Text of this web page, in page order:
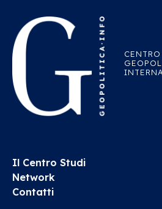
Il Centro Studi
Network
Contatti